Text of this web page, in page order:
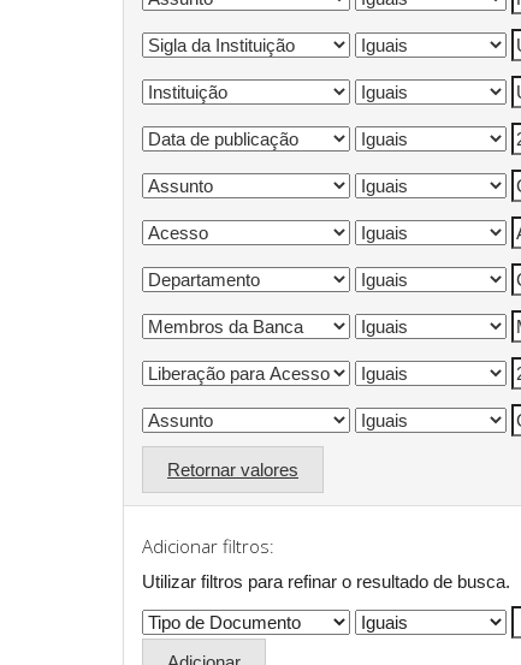
Retornar valores
Adicionar filtros:
Utilizar filtros para refinar o resultado de busca.